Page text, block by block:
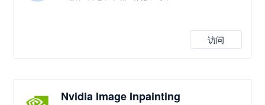
访问
Nvidia Image Inpainting